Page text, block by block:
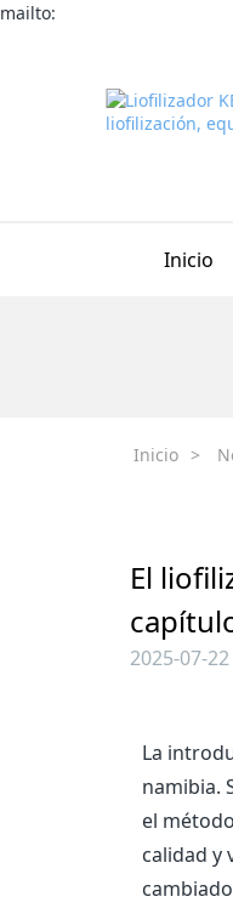
mailto:
Inicio
Inicio >
El
2025-07-
La
namibia.
el
calidad y